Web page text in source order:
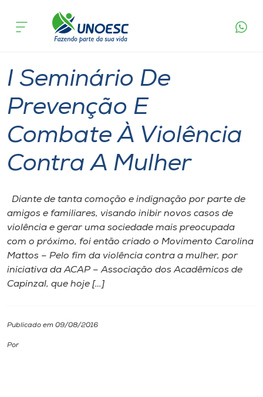
Cursos
Pesquisa
Atendimento ao Estudante
Portal de Ensino
A
Unoesc
Internacionalização
I.nova
Diplomados
acontece
I Seminário De
Prevenção E
Combate À Violência
Contra A Mulher
Diante de tanta comoção e indignação por parte de
amigos e familiares, visando inibir novos casos de
violência e gerar uma sociedade mais preocupada
com o próximo, foi então criado o Movimento Carolina
Mattos – Pelo fim da violência contra a mulher, por
iniciativa da ACAP – Associação dos Acadêmicos de
Capinzal, que hoje […]
Publicado em 09/08/2016
Por